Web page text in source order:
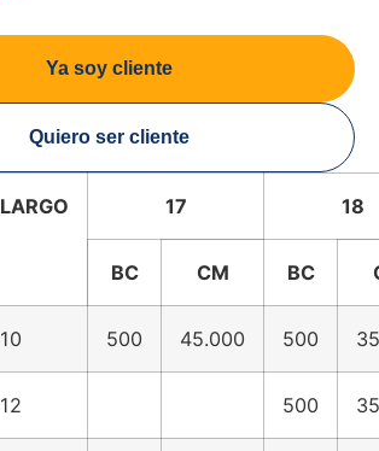
Ya soy cliente
Quiero ser cliente
LARGO 17 18
BC CM BC
10 500 45.000 500
12 500